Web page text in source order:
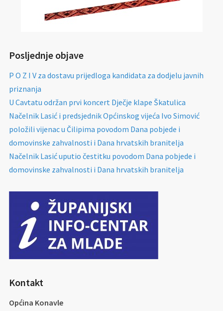
Posljednje objave
P O Z I V za dostavu prijedloga kandidata za dodjelu javnih
priznanja
U Cavtatu održan prvi koncert Dječje klape Škatulica
Načelnik Lasić i predsjednik Općinskog vijeća Ivo Simović
položili vijenac u Čilipima povodom Dana pobjede i
domovinske zahvalnosti i Dana hrvatskih branitelja
Načelnik Lasić uputio čestitku povodom Dana pobjede i
domovinske zahvalnosti i Dana hrvatskih branitelja
Kontakt
Općina Konavle